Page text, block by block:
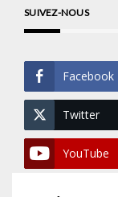
SUIVEZ-NOUS
Facebook
Twitter
YouTube